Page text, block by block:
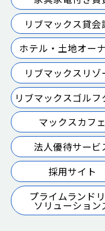
リブマックス貸会
ホテル・土地オー
リブマックスリゾ
リブマックスゴルフ
マックスカフェ
法人優待サービ
採用サイト
プライムランド
ソリューション